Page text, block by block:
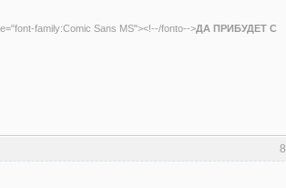
family:Comic Sans MS"><!--/fonto-->ДА ПРИБУДЕТ С
8